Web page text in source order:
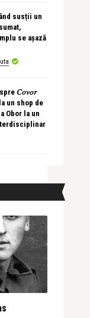
susții un
se așază
𝐶𝑜𝑣𝑜𝑟
un shop de
Obor la un